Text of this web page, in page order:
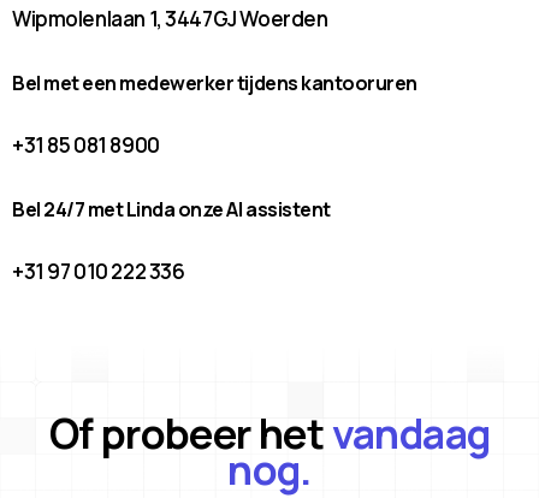
Wipmolenlaan 1, 3447GJ Woerden
Bel met een medewerker tijdens kantooruren
+31 85 081 8900
Bel 24/7 met Linda onze AI assistent
+31 97 010 222 336
Of probeer hetvandaag
nog.